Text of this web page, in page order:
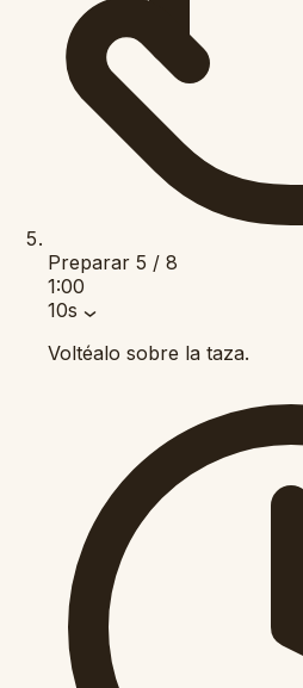
Preparar 5 / 8
1:00
10s
Voltéalo sobre la taza.